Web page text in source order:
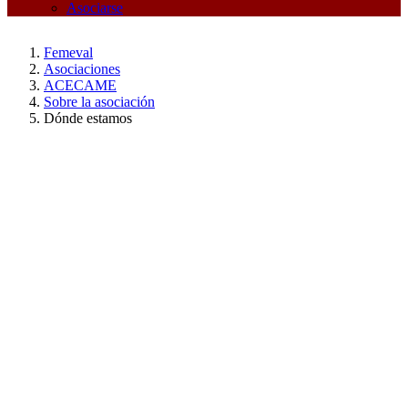
Asociarse
Femeval
Asociaciones
ACECAME
Sobre la asociación
Dónde estamos